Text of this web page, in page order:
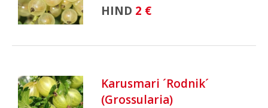
HIND 2 €
Karusmari ´Rodnik´
(Grossularia)